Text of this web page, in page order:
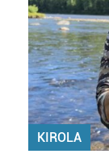
KIROLA